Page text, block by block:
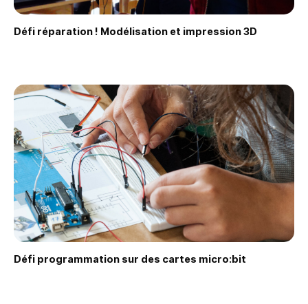
Faire une demande
Défi réparation ! Modélisation et impression 3D
Faire une demande
Défi programmation sur des cartes micro:bit